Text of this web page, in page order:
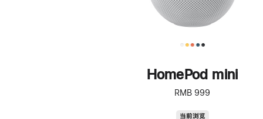
HomePod mini
RMB 999
当前浏览